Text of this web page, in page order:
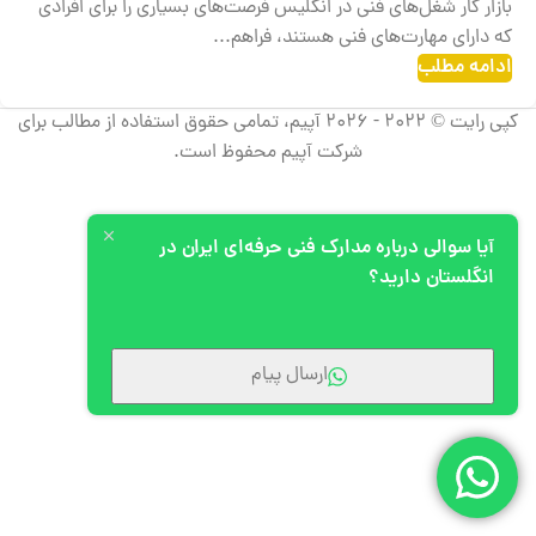
بازار کار شغل‌های فنی در انگلیس فرصت‌های بسیاری را برای افرادی
که دارای مهارت‌های فنی هستند، فراهم...
ادامه مطلب
کپی رایت © 2022 - 2026 آپیم، تمامی حقوق استفاده از مطالب برای
شرکت آپیم محفوظ است.
آیا سوالی درباره مدارک فنی حرفه‌ای ایران در
انگلستان دارید؟
ارسال پیام